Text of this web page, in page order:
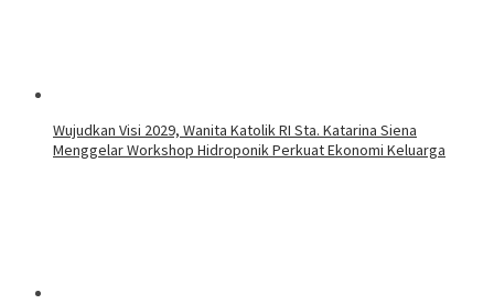
Wujudkan Visi 2029, Wanita Katolik RI Sta. Katarina Siena
Menggelar Workshop Hidroponik Perkuat Ekonomi Keluarga